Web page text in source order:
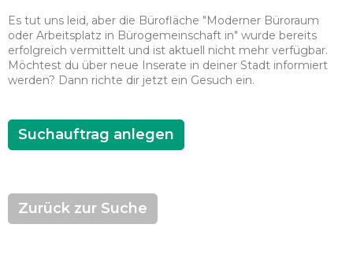
Es tut uns leid, aber die Bürofläche "Moderner Büroraum
oder Arbeitsplatz in Bürogemeinschaft in" wurde bereits
erfolgreich vermittelt und ist aktuell nicht mehr verfügbar.
Möchtest du über neue Inserate in deiner Stadt informiert
werden? Dann richte dir jetzt ein Gesuch ein.
Suchauftrag anlegen
Zurück zur Suche